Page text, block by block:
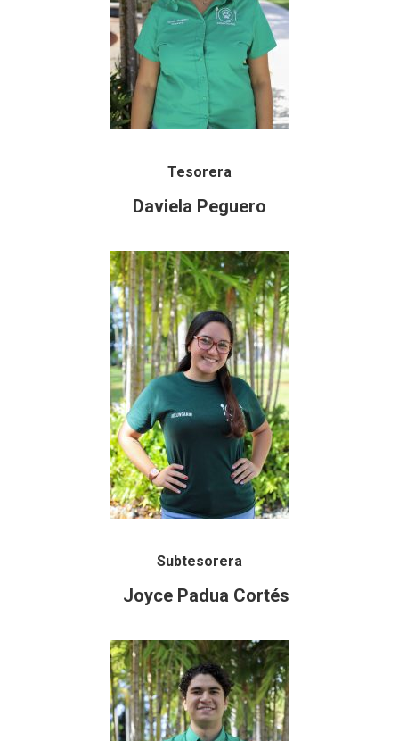
Tesorera
Daviela Peguero
Subtesorera
Joyce Padua Cortés